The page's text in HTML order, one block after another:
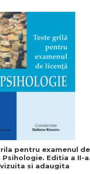
pentru examenul de
Psihologie. Editia a II-a
si adaugita